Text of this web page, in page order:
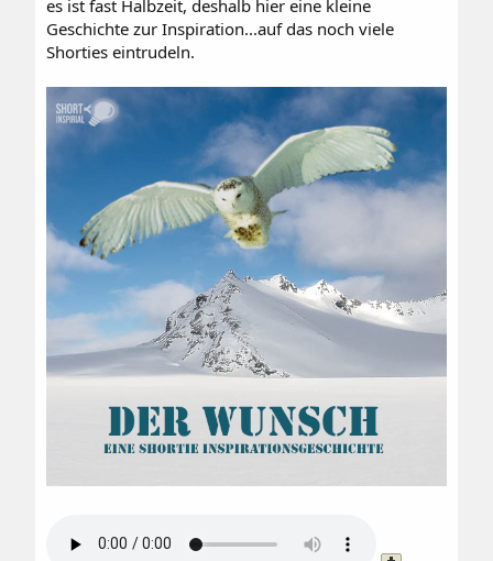
es ist fast Halbzeit, deshalb hier eine kleine
Geschichte zur Inspiration...auf das noch viele
Shorties eintrudeln.